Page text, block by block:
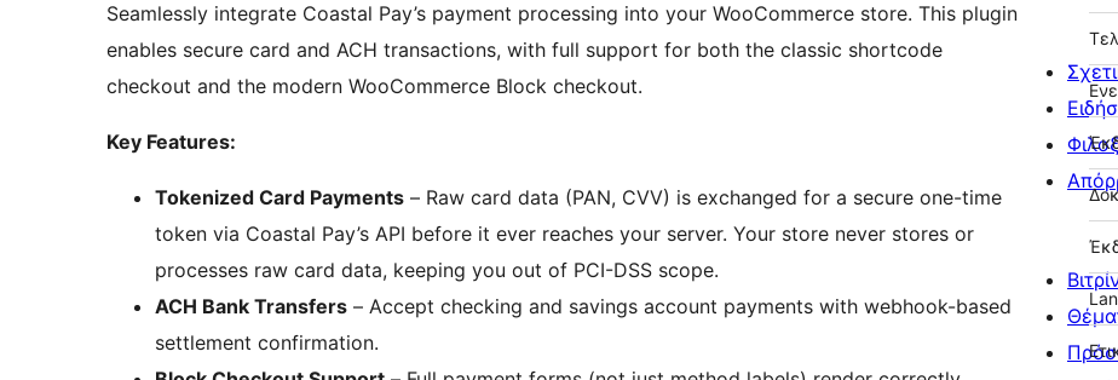
Seamlessly integrate Coastal Pay’s payment processing into your WooCommerce store. This plugin
enables secure card and ACH transactions, with full support for both the classic shortcode
checkout and the modern WooCommerce Block checkout.
Key Features:
Tokenized Card Payments – Raw card data (PAN, CVV) is exchanged for a secure one-time
token via Coastal Pay’s API before it ever reaches your server. Your store never stores or
processes raw card data, keeping you out of PCI-DSS scope.
ACH Bank Transfers – Accept checking and savings account payments with webhook-based
settlement confirmation.